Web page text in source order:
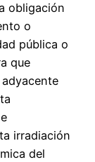
obligación
o
pública o
que
irradiación
del